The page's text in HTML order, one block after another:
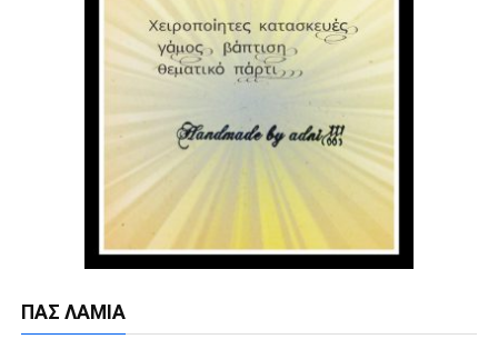
ΠΑΣ ΛΑΜΊΑ